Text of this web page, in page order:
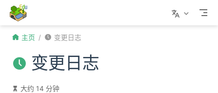
Skip to content
主页 变更日志
变更日志
大约 14 分钟